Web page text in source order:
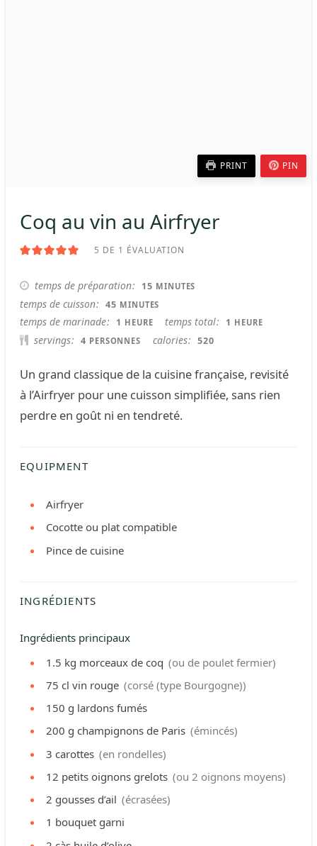
PRINT PIN
Coq au vin au Airfryer
5 DE 1 ÉVALUATION
temps de préparation 15 MINUTES
MINUTES
temps de cuisson 45 MINUTES
MINUTES
temps de marinade 1 HEURE
HEURE temps total 1 HEURE
HEURE
servings 4 PERSONNES calories 520
Un grand classique de la cuisine française, revisité
à l’Airfryer pour une cuisson simplifiée, sans rien
perdre en goût ni en tendreté.
EQUIPMENT
Airfryer
Cocotte ou plat compatible
Pince de cuisine
INGRÉDIENTS
Ingrédients principaux
1.5 kg morceaux de coq (ou de poulet fermier)
75 cl vin rouge (corsé (type Bourgogne))
150 g lardons fumés
200 g champignons de Paris (émincés)
3 carottes (en rondelles)
12 petits oignons grelots (ou 2 oignons moyens)
2 gousses d’ail (écrasées)
1 bouquet garni